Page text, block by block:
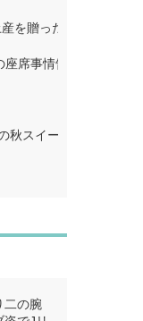
を贈った先輩明かす
座席事情告白「誰かと
秋スイーツビュッフ
二の腕